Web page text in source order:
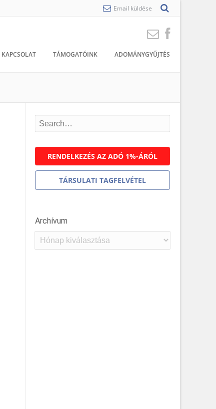
Email küldése
KAPCSOLAT TÁMOGATÓINK ADOMÁNYGYŰJTÉS
RENDELKEZÉS AZ ADÓ 1%-ÁRÓL
TÁRSULATI TAGFELVÉTEL
Archívum
Archívum